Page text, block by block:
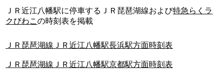
ＪＲ近江八幡駅に停車するＪＲ琵琶湖線および特急らくラ
クびわこの時刻表を掲載
ＪＲ琵琶湖線ＪＲ近江八幡駅長浜駅方面時刻表
ＪＲ琵琶湖線ＪＲ近江八幡駅京都駅方面時刻表